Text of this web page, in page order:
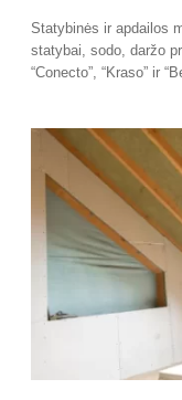
Statybinės ir apdailos
statybai, sodo, daržo
“Conecto”, “Kraso” ir